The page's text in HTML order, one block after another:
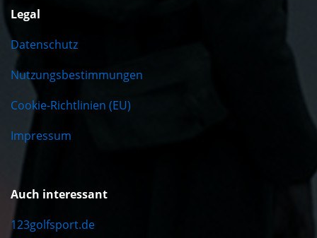
Legal
Datenschutz
Nutzungsbestimmungen
Cookie-Richtlinien (EU)
Impressum
Auch interessant
123golfsport.de